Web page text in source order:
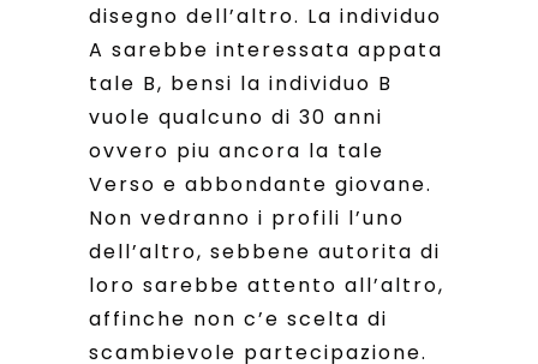
disegno dell’altro. La individuo
A sarebbe interessata appata
tale B, bensi la individuo B
vuole qualcuno di 30 anni
ovvero piu ancora la tale
Verso e abbondante giovane.
Non vedranno i profili l’uno
dell’altro, sebbene autorita di
loro sarebbe attento all’altro,
affinche non c’e scelta di
scambievole partecipazione.